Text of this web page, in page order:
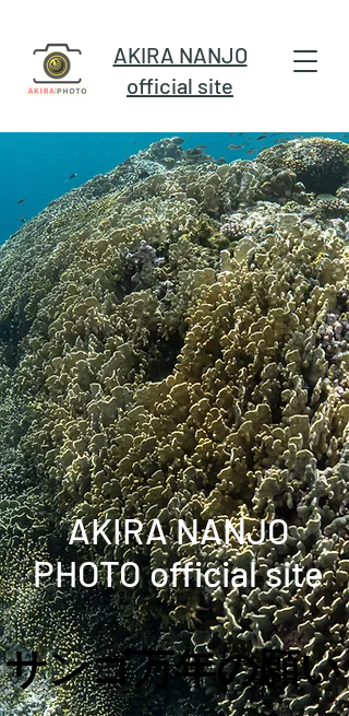
AKIRA NANJO
official site
​ AKIRA NANJO
PHOTO official site
サンゴ万年の願い
サンゴ万年の願い